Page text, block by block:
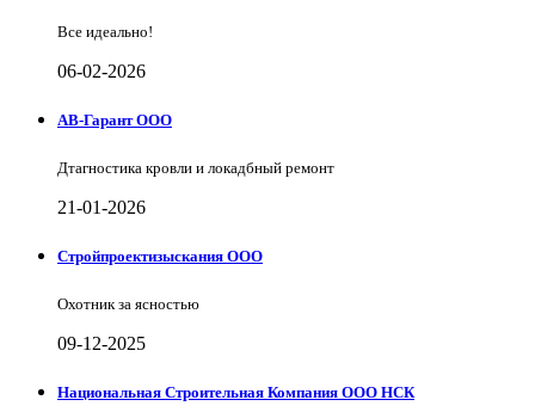
Все идеально!
06-02-2026
АВ-Гарант ООО
Дтагностика кровли и локадбный ремонт
21-01-2026
Стройпроектизыскания ООО
Охотник за ясностью
09-12-2025
Национальная Строительная Компания ООО НСК